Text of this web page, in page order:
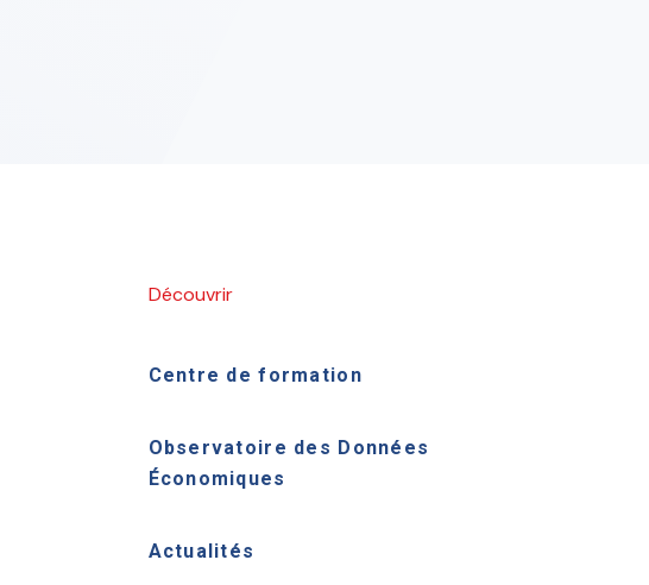
Découvrir
Centre de formation
Observatoire des Données
Économiques
Actualités